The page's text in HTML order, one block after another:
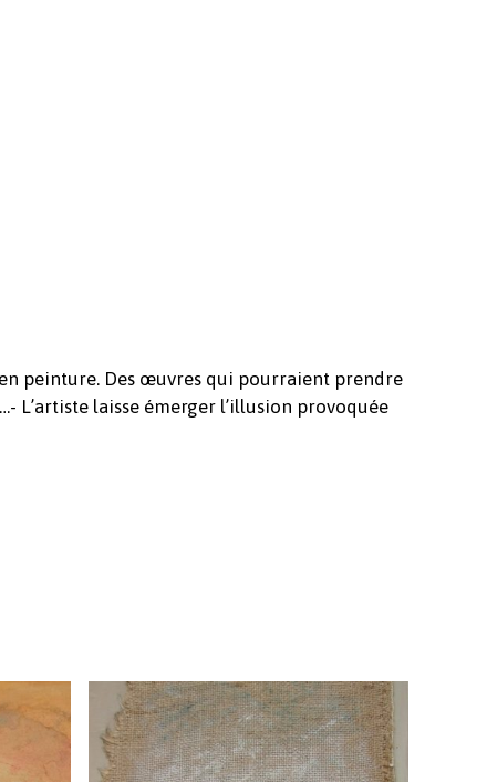
panier est vide.
peinture. Des œuvres qui pourraient prendre
L’artiste laisse émerger l’illusion provoquée